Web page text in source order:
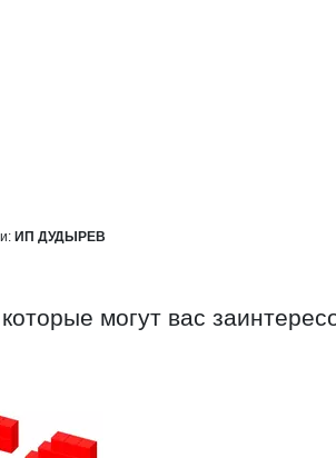
по странице
ИП ДУДЫРЕВ
могут вас